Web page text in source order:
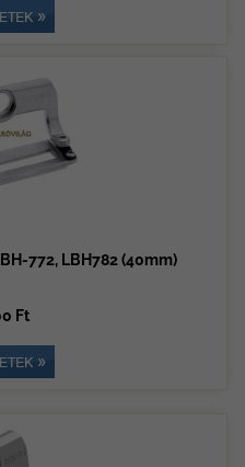
772, LBH782 (40mm)
Ft